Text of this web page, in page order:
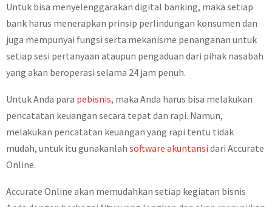
Untuk bisa menyelenggarakan digital banking, maka setiap
bank harus menerapkan prinsip perlindungan konsumen dan
juga mempunyai fungsi serta mekanisme penanganan untuk
setiap sesi pertanyaan ataupun pengaduan dari pihak nasabah
yang akan beroperasi selama 24 jam penuh.
Untuk Anda para pebisnis, maka Anda harus bisa melakukan
pencatatan keuangan secara tepat dan rapi. Namun,
melakukan pencatatan keuangan yang rapi tentu tidak
mudah, untuk itu gunakanlah software akuntansi dari Accurate
Online.
Accurate Online akan memudahkan setiap kegiatan bisnis